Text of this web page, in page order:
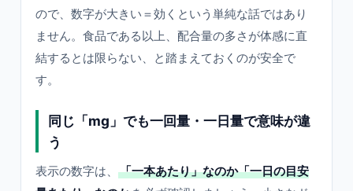
ので、数字が大きい＝効くという単純な話ではあり
ません。食品である以上、配合量の多さが体感に直
結するとは限らない、と踏まえておくのが安全で
す。
同じ「mg」でも一回量・一日量で意味が違
う
表示の数字は、
「一本あたり」なのか「一日の目安